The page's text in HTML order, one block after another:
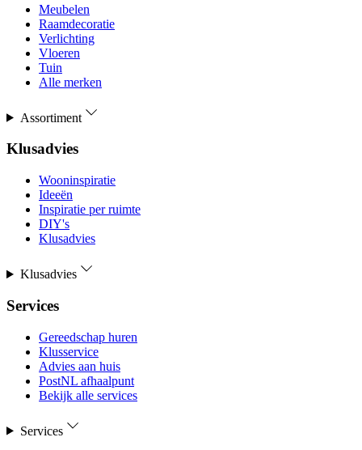
Meubelen
Raamdecoratie
Verlichting
Vloeren
Tuin
Alle merken
Assortiment
Klusadvies
Wooninspiratie
Ideeën
Inspiratie per ruimte
DIY's
Klusadvies
Klusadvies
Services
Gereedschap huren
Klusservice
Advies aan huis
PostNL afhaalpunt
Bekijk alle services
Services